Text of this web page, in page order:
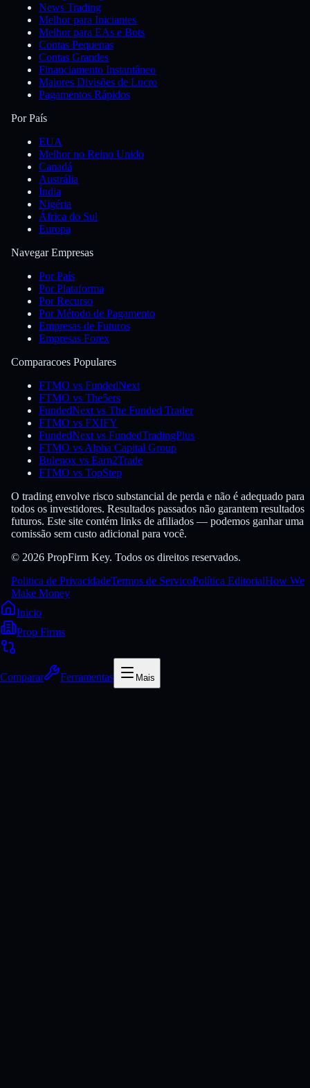
News Trading
Melhor para Iniciantes
Melhor para EAs e Bots
Contas Pequenas
Contas Grandes
Financiamento Instantâneo
Maiores Divisões de Lucro
Pagamentos Rápidos
Por País
EUA
Melhor no Reino Unido
Canadá
Austrália
Índia
Nigéria
África do Sul
Europa
Navegar Empresas
Por País
Por Plataforma
Por Recurso
Por Método de Pagamento
Empresas de Futuros
Empresas Forex
Comparacoes Populares
FTMO vs FundedNext
FTMO vs The5ers
FundedNext vs The Funded Trader
FTMO vs FXIFY
FundedNext vs FundedTradingPlus
FTMO vs Alpha Capital Group
Bulenox vs Earn2Trade
FTMO vs TopStep
O trading envolve risco substancial de perda e não é adequado para
todos os investidores. Resultados passados não garantem resultados
futuros. Este site contém links de afiliados — podemos ganhar uma
comissão sem custo adicional para você.
© 2026 PropFirm Key. Todos os direitos reservados.
Politica de PrivacidadeTermos de ServicoPolítica EditorialHow We
Make Money
Inicio
Prop Firms
Comparar Ferramentas Mais